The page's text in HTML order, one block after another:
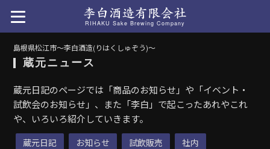
RIHAKU Sake Brewing Company
島根県松江市〜李白酒造(りはくしゅぞう)〜
蔵元ニュース
蔵元日記のページでは「商品のお知らせ」や「イベント・
試飲会のお知らせ」、また「李白」で起こったあれやこれ
や、いろいろ紹介していきます。
蔵元日記 お知らせ 試飲販売
社内